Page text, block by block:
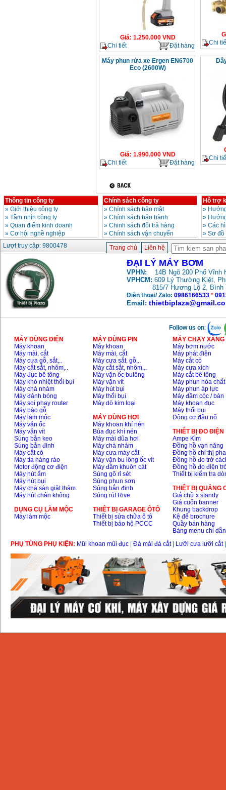
Giá: 1.250.000VND
Chi tiết
Đặt hàng
Chi
Máy phun rửa xe Ergen EN6700
Eco (2600W)
Giá: 1.990.000VND
Chi tiết
Đặt hàng
Chi
Thông tin công ty
» Giới thiệu công ty
» Tầm nhìn công ty
» Quan điểm kinh doanh
» Cơ hội nghề nghiệp
Chính sách công ty
» Chính sách bảo mật
» Chính sách bảo hành
» Chinh sách đổi trả hàng
» Chính sách vận chuyển
Hỗ trợ
»
»
» Các
» Sơ
Lượt truy cập: 9800478
Trang chủ Liên hệ
ĐẠI LÝ MÁY BƠM
VPHN: 14B Ngõ 200 Phố Vĩnh
VPHCM: 609 Lý Thường Kiệt,
815/7 Hương Lộ 2, Bình
Điện thoại/ Zalo: 0986166533 *
Email:
Follow us on:
MÁY DÙNG ĐIỆN
Máy khoan
Máy mài, cắt
Máy cưa gỗ, sắt,..
Máy cắt sắt, nhôm,..
Máy đục bê tông
Máy khò nhiệt thổi bụi
Máy chà nhám
Máy đánh bóng
Máy soi phay router
Máy bào gỗ
Máy làm mộc
Máy vặn ốc
Máy vặn vít
Súng bắn keo
Súng bắn đinh
Máy cắt cỏ
Máy tỉa hàng rào
Motor động cơ điện
Máy hút ẩm
Máy hút bụi
Máy chà sàn giặt thảm
Máy hút chân không
DỤNG CỤ LÀM MỘC
Máy làm mộc
MÁY DÙNG PIN
Máy khoan
Máy mài, cắt
Máy cưa sắt, gỗ,..
Máy cắt sắt, nhôm,..
Máy vặn ốc bulông
Máy vặn vít
Máy hút bụi
Máy thổi bụi
Máy dò kim loại
MÁY DÙNG HƠI
Máy khoan khí nén
Búa đục khí nén
Máy mài dũa hơi
Máy chà nhám
Máy cưa máy cắt
Máy vặn bu lông ốc vít
Máy đầm khuôn cát
Súng gõ rỉ sét
Súng phun sơn
Súng bắn đinh
Súng rút Rive
THIÊT BỊ GARAGE ÔTÔ
Thiết bị sửa chữa ô tô
Thiết bị bảo hộ PCCC
MÁY CHẠY
Máy bơm nước
Máy phát điện
Máy cắt cỏ
Máy cưa xích
Máy cắt bê tông
Máy phun hóa chất
Máy phun áp lực
Máy đầm cóc / bàn
Máy khoan đục
Máy thổi bụi
Động cơ đầu nổ
THIÊT BỊ ĐO ĐIỆN
Ampe Kìm
Đồng hồ vạn năng
Đồng hồ chỉ thị pha
Đồng hồ đo trở
Đồng hồ đo điện
Thiết bị kiểm tra
THIỆT BỊ QUẢNG
Giá chữ x standy
Giá cuốn banner
Khung backdrop
Kệ để brochure
Quầy bán hàng
Bảng menu chỉ dẫn
PHỤ TÙNG PHỤ KIỆN: Mũi khoan mũi đục Đá mài đá cắt| Lưỡi cưa lưỡi cắt